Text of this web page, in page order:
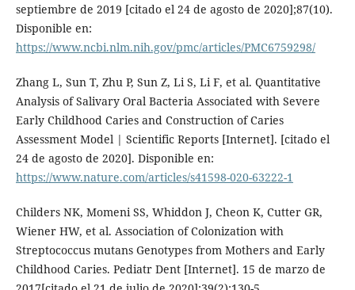
septiembre de 2019 [citado el 24 de agosto de 2020];87(10).
Disponible en:
https://www.ncbi.nlm.nih.gov/pmc/articles/PMC6759298/
Zhang L, Sun T, Zhu P, Sun Z, Li S, Li F, et al. Quantitative
Analysis of Salivary Oral Bacteria Associated with Severe
Early Childhood Caries and Construction of Caries
Assessment Model | Scientific Reports [Internet]. [citado el
24 de agosto de 2020]. Disponible en:
https://www.nature.com/articles/s41598-020-63222-1
Childers NK, Momeni SS, Whiddon J, Cheon K, Cutter GR,
Wiener HW, et al. Association of Colonization with
Streptococcus mutans Genotypes from Mothers and Early
Childhood Caries. Pediatr Dent [Internet]. 15 de marzo de